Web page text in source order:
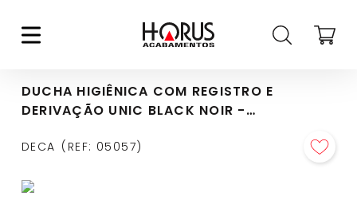
DUCHA HIGIÊNICA COM REGISTRO E
DERIVAÇÃO UNIC BLACK NOIR -
DECA REF: 05057